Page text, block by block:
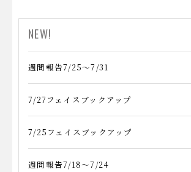
NEW!
週間報告7/25～7/31
7/27フェイスブックアップ
7/25フェイスブックアップ
週間報告7/18～7/24